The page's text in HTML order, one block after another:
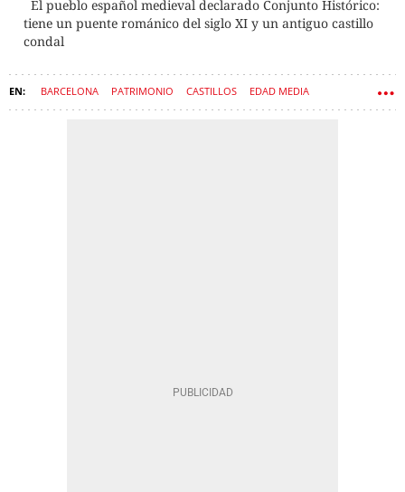
El pueblo español medieval declarado Conjunto Histórico:
tiene un puente románico del siglo XI y un antiguo castillo
condal
BARCELONA PATRIMONIO CASTILLOS EDAD MEDIA